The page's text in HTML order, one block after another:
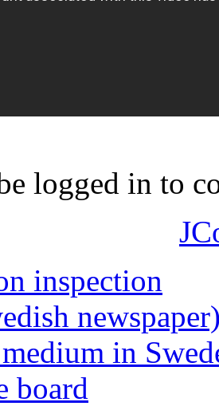
logged in to
inspection
in
board